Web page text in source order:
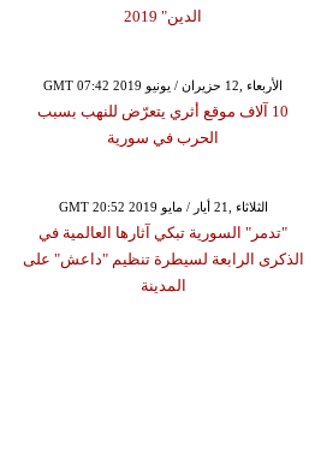
الدين" 2019
GMT 07:42 2019 الأربعاء ,12 حزيران / يونيو
10 آلاف موقع أثري يتعرّض للنهب بسبب
الحرب في سورية
GMT 20:52 2019 الثلاثاء ,21 أيار / مايو
"تدمر" السورية تبكي آثارها العالمية في
الذكرى الرابعة لسيطرة تنظيم "داعش" على
المدينة